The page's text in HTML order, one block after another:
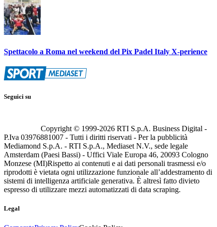
Spettacolo a Roma nel weekend del Pix Padel Italy X-perience
Seguici su
Copyright © 1999-2026 RTI S.p.A. Business Digital -
P.Iva 03976881007 - Tutti i diritti riservati - Per la pubblicità
Mediamond S.p.A. - RTI S.p.A., Mediaset N.V., sede legale
Amsterdam (Paesi Bassi) - Uffici Viale Europa 46, 20093 Cologno
Monzese (MI)Rispetto ai contenuti e ai dati personali trasmessi e/o
riprodotti è vietata ogni utilizzazione funzionale all’addestramento di
sistemi di intelligenza artificiale generativa. È altresì fatto divieto
espresso di utilizzare mezzi automatizzati di data scraping.
Legal